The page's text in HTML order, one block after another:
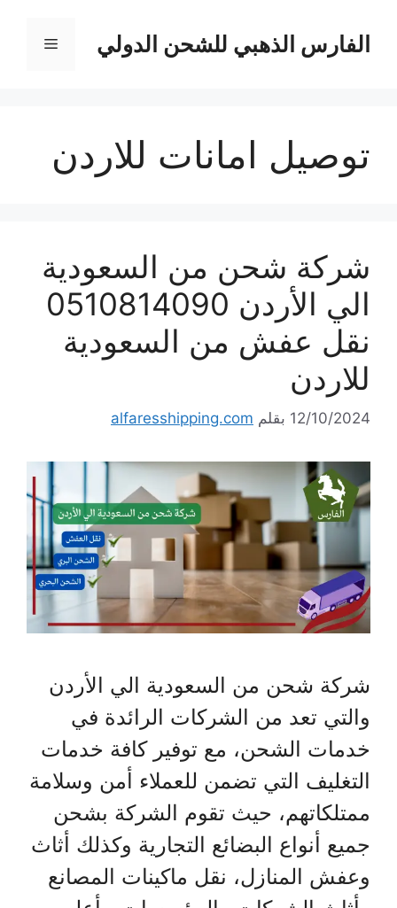
المحتوىالفارس الذهبي للشحن الدولي القائمة
توصيل امانات للاردن
شركة شحن من السعودية
الي الأردن 0510814090
نقل عفش من السعودية
للاردن
12/10/2024 بقلم alfaresshipping.com
شركة شحن من السعودية الي الأردن
والتي تعد من الشركات الرائدة في
خدمات الشحن، مع توفير كافة خدمات
التغليف التي تضمن للعملاء أمن وسلامة
ممتلكاتهم، حيث تقوم الشركة بشحن
جميع أنواع البضائع التجارية وكذلك أثاث
وعفش المنازل، نقل ماكينات المصانع